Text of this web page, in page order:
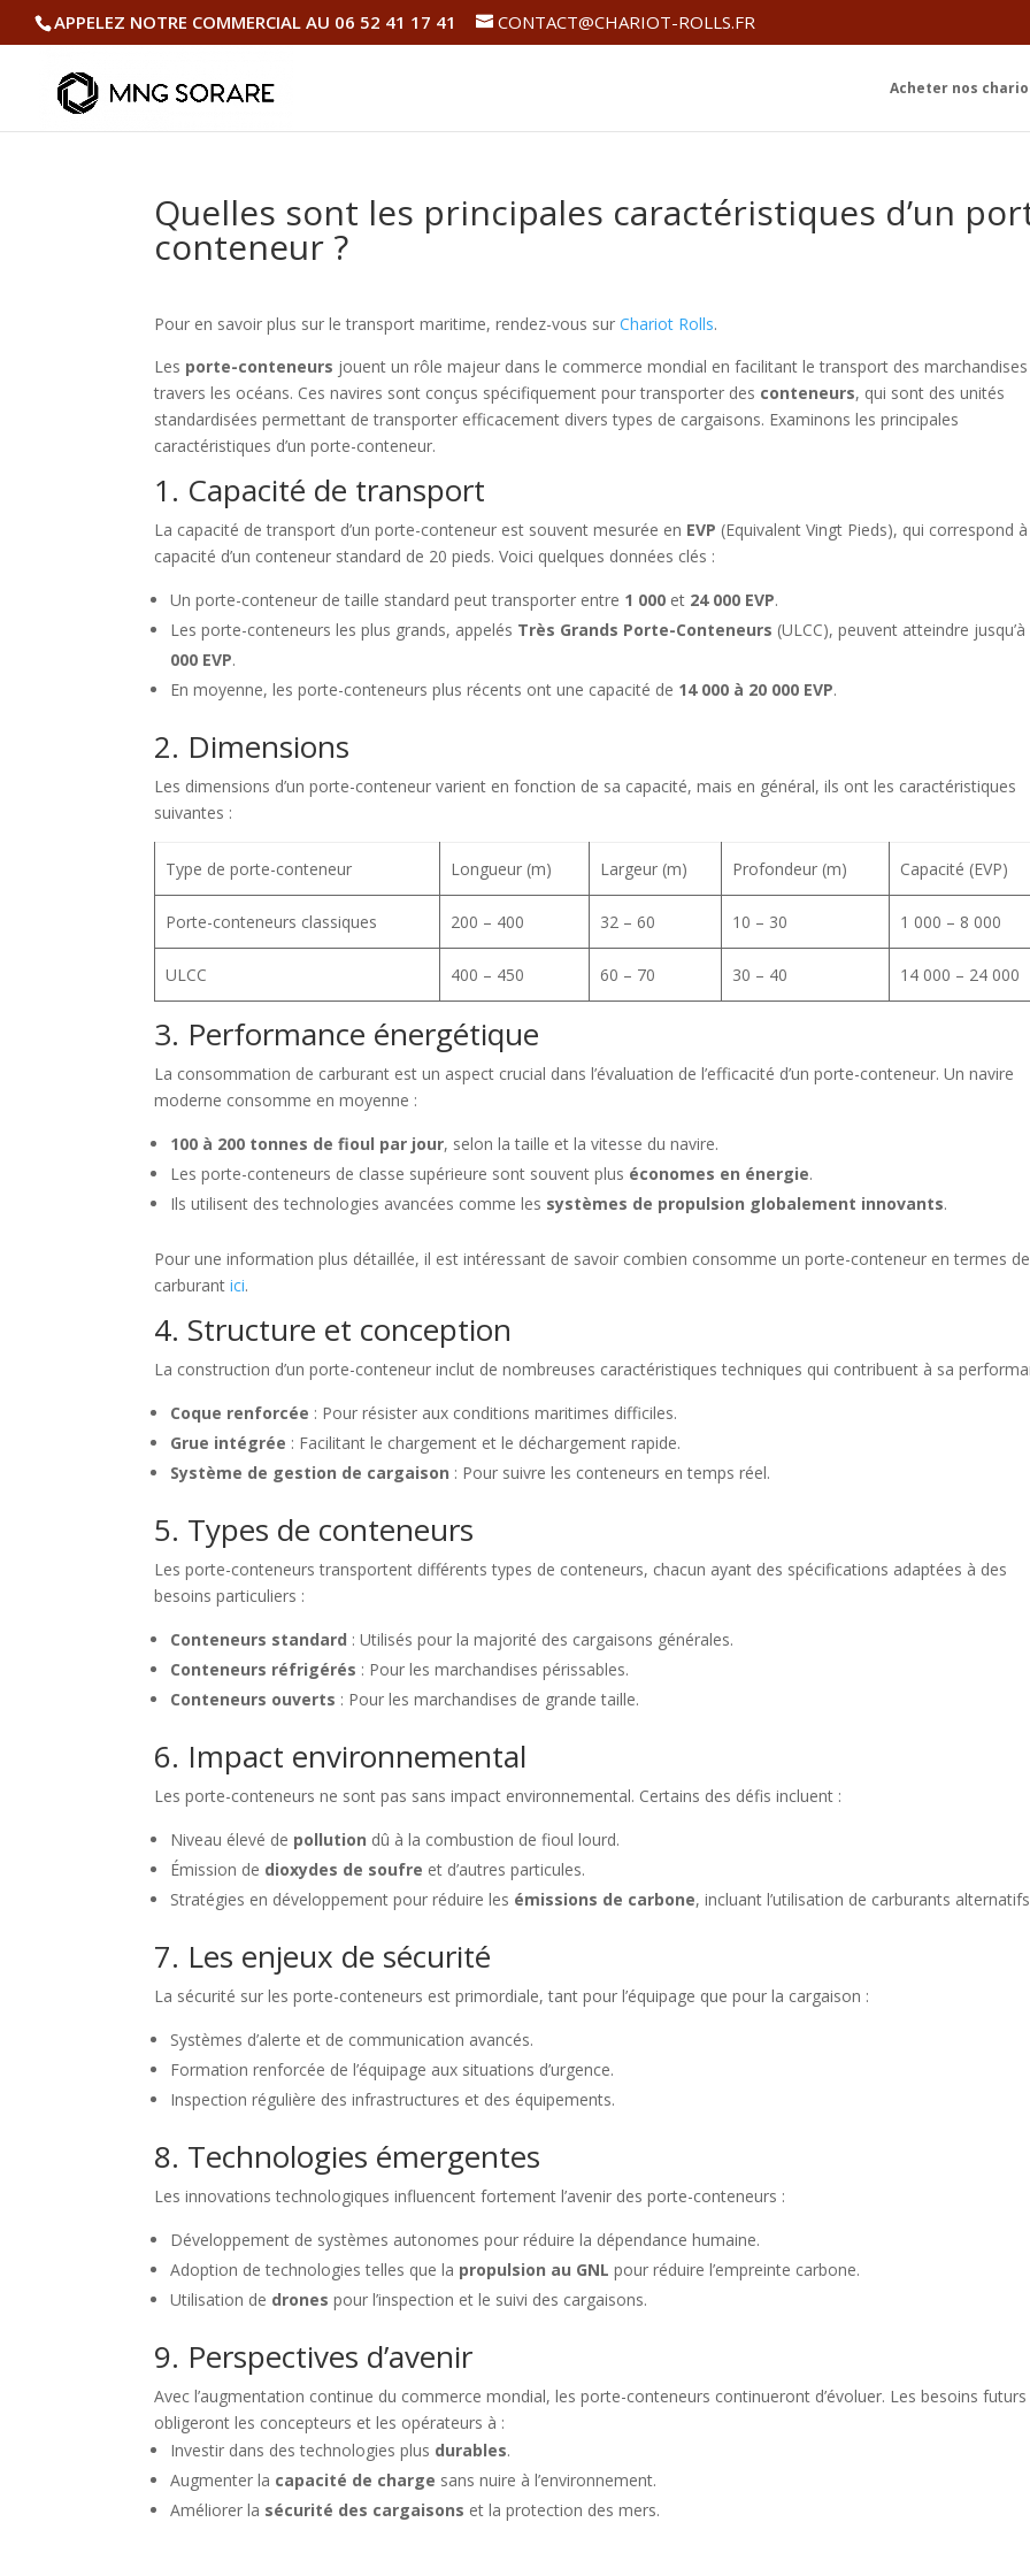
APPELEZ NOTRE COMMERCIAL AU 06 52 41 17 41 CONTACT@CHARIOT-ROLLS.FR
Acheter nos
Quelles sont les principales caractéristiques d’un
conteneur ?
Pour en savoir plus sur le transport maritime, rendez-vous surChariot Rolls.
Les porte-conteneurs jouent un rôle majeur dans le commerce mondial en facilitant le transport des
travers les océans. Ces navires sont conçus spécifiquement pour transporter des conteneurs, qui sont des unités
standardisées permettant de transporter efficacement divers types de cargaisons. Examinons les principales
caractéristiques d’un porte-conteneur.
1. Capacité de transport
La capacité de transport d’un porte-conteneur est souvent mesurée en EVP (Equivalent Vingt Pieds), qui correspond
capacité d’un conteneur standard de 20 pieds. Voici quelques données clés :
Un porte-conteneur de taille standard peut transporter entre 1 000 et 24 000 EVP.
Les porte-conteneurs les plus grands, appelés Très Grands Porte-Conteneurs (ULCC), peuvent atteindre jusqu’à
000 EVP.
En moyenne, les porte-conteneurs plus récents ont une capacité de 14 000 à 20 000 EVP.
2. Dimensions
Les dimensions d’un porte-conteneur varient en fonction de sa capacité, mais en général, ils ont les caractéristiques
suivantes :
Type de porte-conteneur Longueur (m) Largeur (m) Profondeur (m) Capacité (EVP)
Porte-conteneurs classiques 200 – 400 32 – 60 10 – 30 1 000 – 8 000
ULCC 400 – 450 60 – 70 30 – 40 14 000 – 24 000
3. Performance énergétique
La consommation de carburant est un aspect crucial dans l’évaluation de l’efficacité d’un porte-conteneur. Un navire
moderne consomme en moyenne :
100 à 200 tonnes de fioul par jour, selon la taille et la vitesse du navire.
Les porte-conteneurs de classe supérieure sont souvent plus économes en énergie.
Ils utilisent des technologies avancées comme les systèmes de propulsion globalement innovants.
Pour une information plus détaillée, il est intéressant de savoir combien consomme un porte-conteneur en termes de
carburantici.
4. Structure et conception
La construction d’un porte-conteneur inclut de nombreuses caractéristiques techniques qui contribuent à sa
Coque renforcée : Pour résister aux conditions maritimes difficiles.
Grue intégrée : Facilitant le chargement et le déchargement rapide.
Système de gestion de cargaison : Pour suivre les conteneurs en temps réel.
5. Types de conteneurs
Les porte-conteneurs transportent différents types de conteneurs, chacun ayant des spécifications adaptées à des
besoins particuliers :
Conteneurs standard : Utilisés pour la majorité des cargaisons générales.
Conteneurs réfrigérés : Pour les marchandises périssables.
Conteneurs ouverts : Pour les marchandises de grande taille.
6. Impact environnemental
Les porte-conteneurs ne sont pas sans impact environnemental. Certains des défis incluent :
Niveau élevé de pollution dû à la combustion de fioul lourd.
Émission de dioxydes de soufre et d’autres particules.
Stratégies en développement pour réduire les émissions de carbone, incluant l’utilisation de carburants
7. Les enjeux de sécurité
La sécurité sur les porte-conteneurs est primordiale, tant pour l’équipage que pour la cargaison :
Systèmes d’alerte et de communication avancés.
Formation renforcée de l’équipage aux situations d’urgence.
Inspection régulière des infrastructures et des équipements.
8. Technologies émergentes
Les innovations technologiques influencent fortement l’avenir des porte-conteneurs :
Développement de systèmes autonomes pour réduire la dépendance humaine.
Adoption de technologies telles que la propulsion au GNL pour réduire l’empreinte carbone.
Utilisation de drones pour l’inspection et le suivi des cargaisons.
9. Perspectives d’avenir
Avec l’augmentation continue du commerce mondial, les porte-conteneurs continueront d’évoluer. Les besoins futurs
obligeront les concepteurs et les opérateurs à :
Investir dans des technologies plus durables.
Augmenter la capacité de charge sans nuire à l’environnement.
Améliorer la sécurité des cargaisons et la protection des mers.